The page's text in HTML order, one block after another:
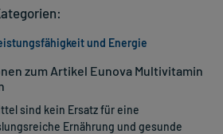
zum Artikel Eunova Multivitamin
sind kein Ersatz für eine
Ernährung und gesunde
und Energie